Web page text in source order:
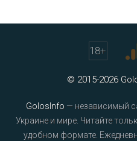
18+
© 2015-2026
GolosInfo — независимый
Украине и мире. Читайте
удобном формате.